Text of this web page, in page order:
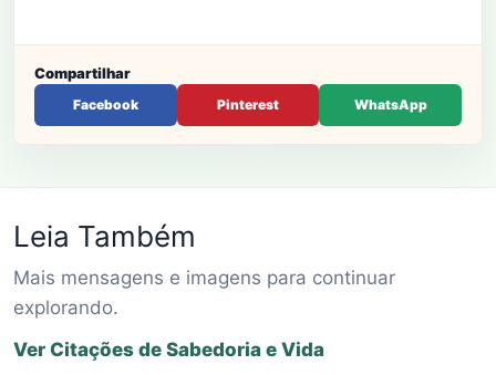
Compartilhar
Facebook Pinterest WhatsApp
Leia Também
Mais mensagens e imagens para continuar
explorando.
Ver Citações de Sabedoria e Vida